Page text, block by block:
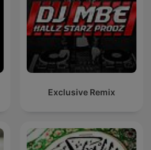
Exclusive Remix